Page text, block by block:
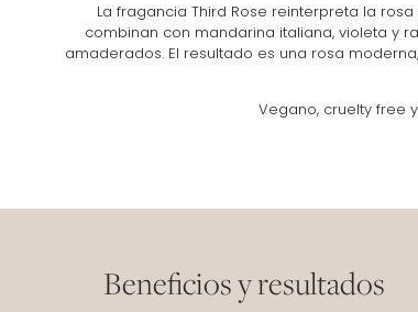
La fragancia Third Rose reinterpreta la
combinan con mandarina italiana, violeta y
amaderados. El resultado es una rosa
Vegano, cruelty free
Beneficios y resultados